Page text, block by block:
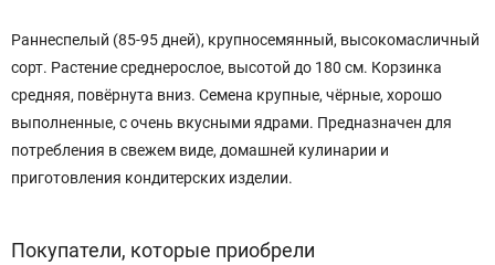
Раннеспелый (85-95 дней), крупносемянный, высокомасличный
сорт. Растение среднерослое, высотой до 180 см. Корзинка
средняя, повёрнута вниз. Семена крупные, чёрные, хорошо
выполненные, с очень вкусными ядрами. Предназначен для
потребления в свежем виде, домашней кулинарии и
приготовления кондитерских изделии.
Покупатели, которые приобрели